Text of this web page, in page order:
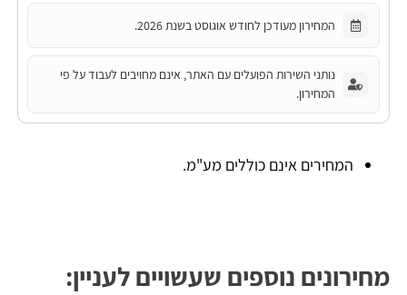
המחירון מעודכן לחודש אוגוסט בשנת 2026.
נותני השירות הפועלים עם האתר, אינם מחויבים לעבוד על פי
המחירון.
המחירים אינם כוללים מע"מ.
מחירונים נוספים שעשויים לעניין: